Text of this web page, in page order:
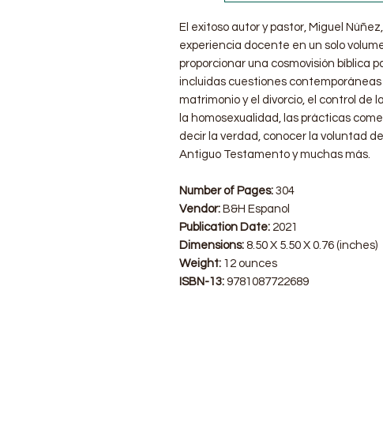
El exitoso autor y pastor, Miguel
experiencia docente en un solo
proporcionar una cosmovisión bíblica
incluidas cuestiones contemporáneas
matrimonio y el divorcio, el control de
la homosexualidad, las prácticas
decir la verdad, conocer la voluntad
Antiguo Testamento y muchas más.
Number of Pages: 304
Vendor: B&H Espanol
Publication Date: 2021
Dimensions: 8.50 X 5.50 X 0.76 (inches)
Weight: 12 ounces
ISBN-13: 9781087722689